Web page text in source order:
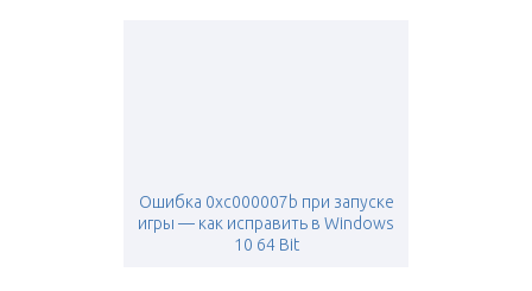
Ошибка 0xc000007b при запуске
игры — как исправить в Windows
10 64 Bit